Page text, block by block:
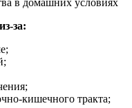
за:
кишечного тракта;